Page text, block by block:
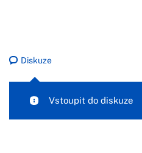
Diskuze
Vstoupit do diskuze